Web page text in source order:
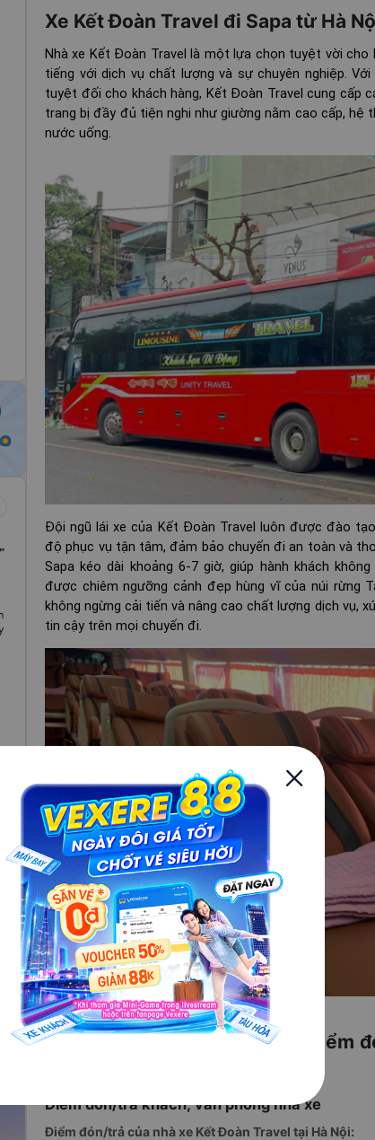
Xe Kết Đoàn Travel đi Sapa từ Hà
Nhà xe Kết Đoàn Travel là một lựa chọn tuyệt vời cho
tiếng với dịch vụ chất lượng và sự chuyên nghiệp.
tuyệt đối cho khách hàng, Kết Đoàn Travel cung cấp
trang bị đầy đủ tiện nghi như giường nằm cao cấp, hệ
nước uống.
Đội ngũ lái xe của Kết Đoàn Travel luôn được đào
độ phục vụ tận tâm, đảm bảo chuyến đi an toàn và
Sapa kéo dài khoảng 6-7 giờ, giúp hành khách
được chiêm ngưỡng cảnh đẹp hùng vĩ của núi rừng
không ngừng cải tiến và nâng cao chất lượng dịch vụ,
tin cậy trên mọi chuyến đi.
Số điện thoại, địa chỉ và các điểm
Điểm đón/trả khách, văn phòng nhà xe
Điểm đón/trả của nhà xe Kết Đoàn Travel tại Hà Nội: